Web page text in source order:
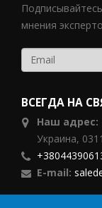
мнения
ВСЕГДА НА
Наш адрес:
Украина,
E-mail: